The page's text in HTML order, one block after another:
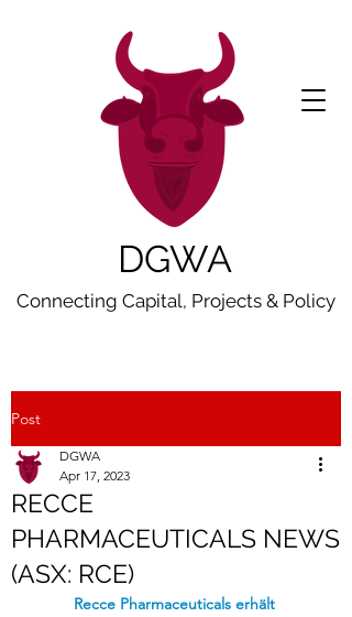
DGWA
Connecting Capital, Projects & Policy
Post
RECCE
PHARMACEUTICALS NEWS
(ASX: RCE)
DGWA
Apr 17, 2023
Recce Pharmaceuticals erhält